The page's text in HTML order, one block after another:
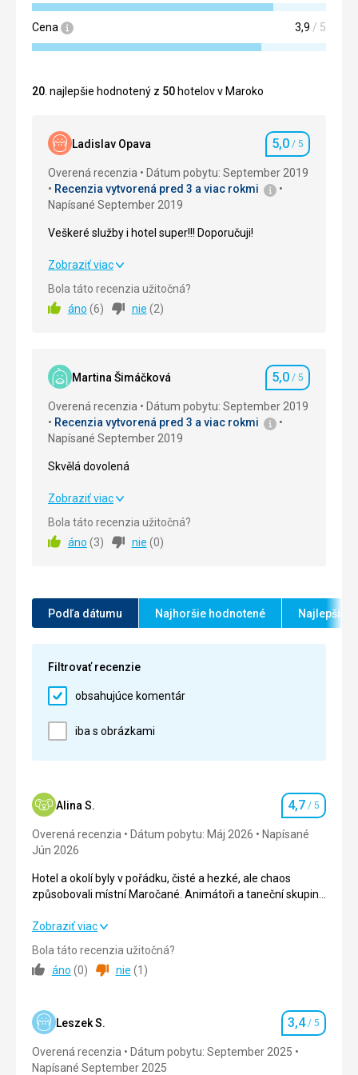
Cena 3,9 / 5
20. najlepšie hodnotený z 50 hotelov v Maroko
Ladislav Opava Hodnotenie
5,0 / 5
Overená recenzia
Dátum pobytu: September 2019
Recenzia vytvorená pred 3 a viac rokmi
Napísané September 2019
Veškeré služby i hotel super!!! Doporučuji!
Veškeré služby i hotel super!!! Doporučuji!
Strava
Služby 5,0/ 5
Cena 5,0
Zobraziť viac
Bola táto recenzia užitočná?
áno (6) nie (2)
Martina Šimáčková Hodnotenie
5,0 / 5
Overená recenzia
Dátum pobytu: September 2019
Recenzia vytvorená pred 3 a viac rokmi
Napísané September 2019
Skvělá dovolená
Skvělá dovolená
Strava
Služby 5,0/ 5
Pláž
Moře mělké a velké vlny,ale čisté
Táto recenzia bola preložená automaticky pomocou
Google Translate
Zobraziť viac
Bola táto recenzia užitočná?
áno (3) nie (0)
Podľa dátumu Najhoršie hodnotené Najlepšie
Filtrovať recenzie
obsahujúce komentár
iba s obrázkami
Alina S. Hodnotenie
4,7 / 5
Overená recenzia Dátum pobytu: Máj 2026
Napísané
Jún 2026
Hotel a okolí byly v pořádku, čisté a hezké, ale chaos
způsobovali místní Maročané. Animátoři a taneční skupina
pobytu byli animátoři).
Hotel a okolí byly v pořádku, čisté a hezké, ale chaos
způsobovali místní Maročané. Animátoři a taneční skupina
z Brazílie organizovali spoustu atrakcí (nejlepší částí
pobytu byli animátoři).
Ubytovanie 5,0/ 5
Okolie
Zobraziť viac
Bola táto recenzia užitočná?
áno (0) nie (1 )
Leszek S. Hodnotenie
3,4/ 5
Overená recenzia
Dátum pobytu: September 2025
Napísané September 2025